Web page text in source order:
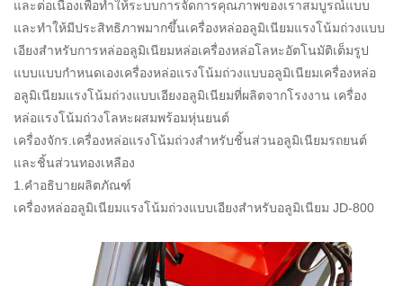
และต่อเนื่องเพื่อทำให้ระบบการจัดการคุณภาพของเราสมบูรณ์แบบ
และทำให้มีประสิทธิภาพมากขึ้นเครื่องหล่ออลูมิเนียมแรงโน้มถ่วงแบบ
เอียงสำหรับการหล่ออลูมิเนียมหล่อเครื่องหล่อโลหะอัตโนมัติเต็มรูป
แบบแบบกำหนดเองเครื่องหล่อแรงโน้มถ่วงแบบอลูมิเนียมเครื่องหล่อ
อลูมิเนียมแรงโน้มถ่วงแบบเอียงอลูมิเนียมที่ผลิตจากโรงงาน เครื่อง
หล่อแรงโน้มถ่วงโลหะผสมพร้อมหุ่นยนต์
เครื่องจักร.เครื่องหล่อแรงโน้มถ่วงสำหรับชิ้นส่วนอลูมิเนียมรถยนต์
และชิ้นส่วนทองเหลือง
1.คำอธิบายผลิตภัณฑ์
เครื่องหล่ออลูมิเนียมแรงโน้มถ่วงแบบเอียงสำหรับอลูมิเนียม JD-800